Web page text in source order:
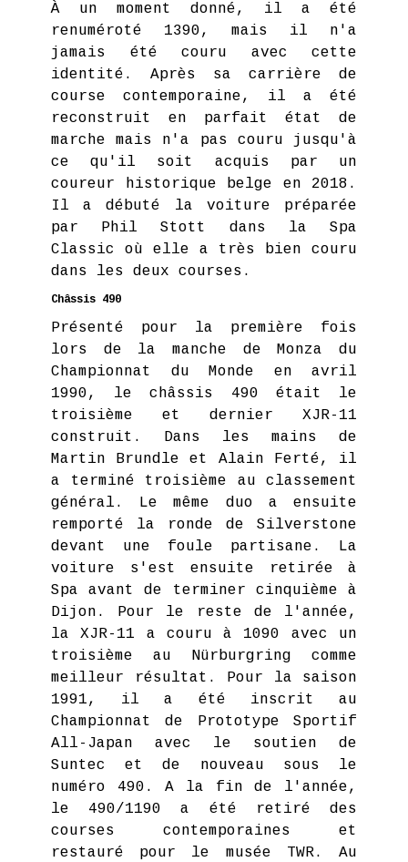
À un moment donné, il a été
renuméroté 1390, mais il n'a
jamais été couru avec cette
identité. Après sa carrière de
course contemporaine, il a été
reconstruit en parfait état de
marche mais n'a pas couru jusqu'à
ce qu'il soit acquis par un
coureur historique belge en 2018.
Il a débuté la voiture préparée
par Phil Stott dans la Spa
Classic où elle a très bien couru
dans les deux courses.
Châssis 490
Présenté pour la première fois
lors de la manche de Monza du
Championnat du Monde en avril
1990, le châssis 490 était le
troisième et dernier XJR-11
construit. Dans les mains de
Martin Brundle et Alain Ferté, il
a terminé troisième au classement
général. Le même duo a ensuite
remporté la ronde de Silverstone
devant une foule partisane. La
voiture s'est ensuite retirée à
Spa avant de terminer cinquième à
Dijon. Pour le reste de l'année,
la XJR-11 a couru à 1090 avec un
troisième au Nürburgring comme
meilleur résultat. Pour la saison
1991, il a été inscrit au
Championnat de Prototype Sportif
All-Japan avec le soutien de
Suntec et de nouveau sous le
numéro 490. A la fin de l'année,
le 490/1190 a été retiré des
courses contemporaines et
restauré pour le musée TWR. Au